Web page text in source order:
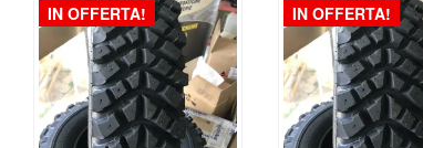
IN OFFERTA! IN OFFERTA!